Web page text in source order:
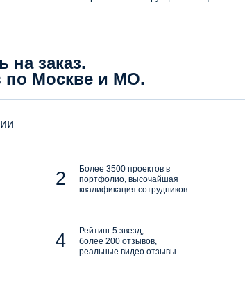
на заказ.
по Москве и МО.
Более 3500 проектов в
портфолио, высочайшая
квалификация сотрудников
Рейтинг 5 звезд,
более 200 отзывов,
реальные видео отзывы